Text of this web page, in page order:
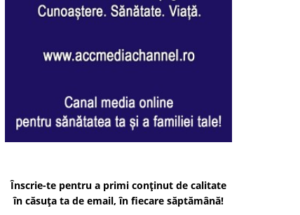
Înscrie-te pentru a primi conținut de calitate
în căsuța ta de email, în fiecare săptămână!